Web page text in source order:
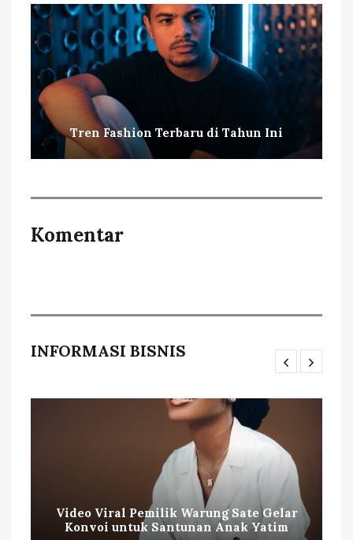
Tren Fashion Terbaru di Tahun Ini
Komentar
INFORMASI BISNIS
Video Viral Pemilik Warung Sate Gelar
Konvoi untuk Santunan Anak Yatim